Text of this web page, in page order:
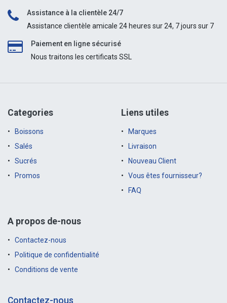
Assistance à la clientèle 24/7
Assistance clientèle amicale 24 heures sur 24, 7 jours sur 7
Paiement en ligne sécurisé
Nous traitons les certificats SSL
Categories
Boissons
Salés
Sucrés
Promos
Liens utiles
Marques
Livraison
Nouveau Client
Vous êtes fournisseur?
FAQ
A propos de-nous
Contactez-nous
Politique de confidentialité
Conditions de vente
Contactez-nous